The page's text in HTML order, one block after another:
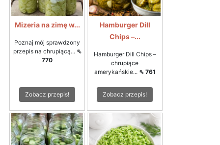
Mizeria na zimę w...
Poznaj mój sprawdzony
przepis na chrupiącą... ⇖
770
Zobacz przepis!
Hamburger Dill
Chips –...
Hamburger Dill Chips –
chrupiące
amerykańskie... ⇖ 761
Zobacz przepis!